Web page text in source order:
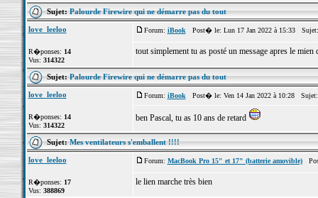
Sujet:Palourde Firewire qui ne démarre pas du tout
love_leeloo
R�ponses: 14
Vus: 314322
Forum: iBook Post� le: Lun 17 Jan 2022 à 15:33
tout simplement tu as posté un message apres le
Sujet:Palourde Firewire qui ne démarre pas du tout
love_leeloo
R�ponses: 14
Vus: 314322
Forum: iBook Post� le: Ven 14 Jan 2022 à 10:28
ben Pascal, tu as 10 ans de retard
Sujet:Mes ventilateurs s'emballent !!!!
love_leeloo
R�ponses: 17
Vus: 388869
Forum: MacBook Pro 15" et 17" (batterie amovible)
le lien marche très bien